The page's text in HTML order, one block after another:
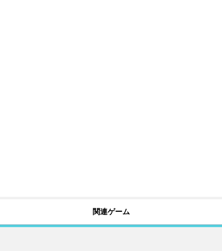
関連ゲーム